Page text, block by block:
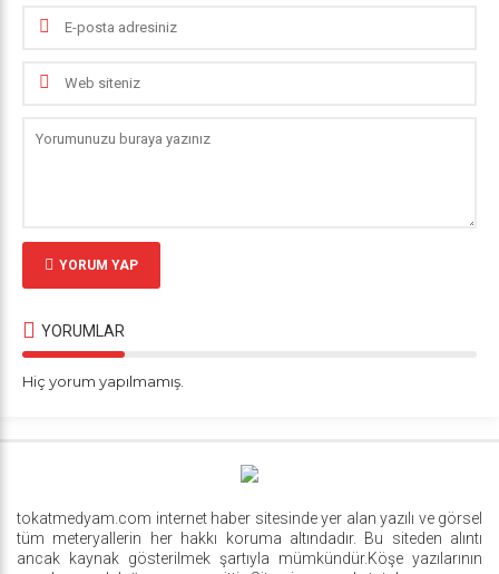
YORUM YAP
YORUMLAR
Hiç yorum yapılmamış.
tokatmedyam.com internet haber sitesinde yer alan yazılı ve görsel
tüm meteryallerin her hakkı koruma altındadır. Bu siteden alıntı
ancak kaynak gösterilmek şartıyla mümkündür.Köşe yazılarının